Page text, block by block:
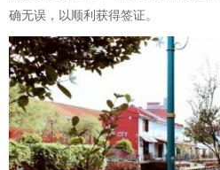
确无误，以顺利获得签证。